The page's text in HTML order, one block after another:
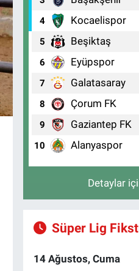
4 Kocaelispor
5 Beşiktaş
6 Eyüpspor
7 Galatasaray
8 Çorum FK
9 Gaziantep FK
10 Alanyaspor
Detaylar
Süper Lig
14 Ağustos, Cuma